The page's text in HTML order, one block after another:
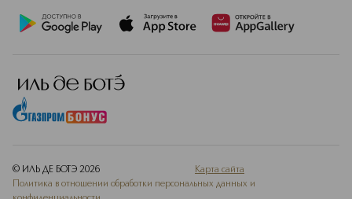
© ИЛЬ ДЕ БОТЭ 2026
Карта сайта
Политика в отношении обработки персональных данных и